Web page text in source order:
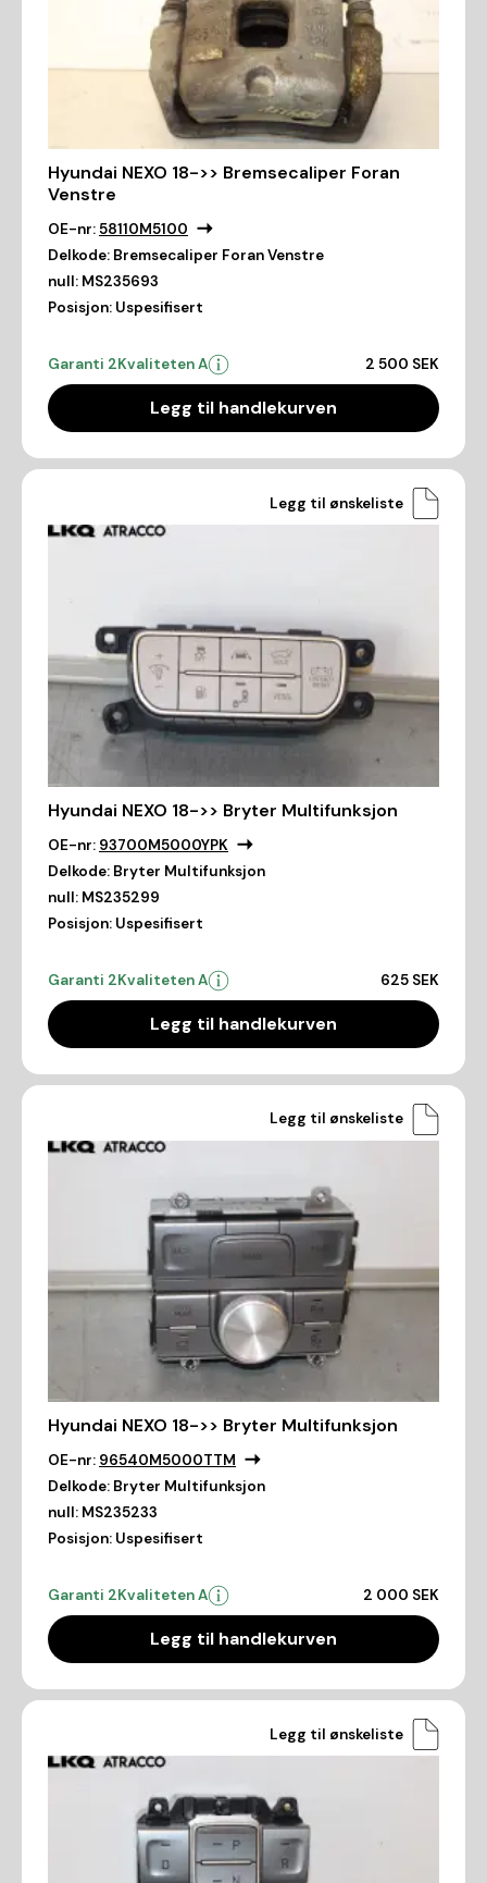
Hyundai NEXO 18->> Bremsecaliper Foran
Venstre
OE-nr:58110M5100
Delkode: Bremsecaliper Foran Venstre
null: MS235693
Posisjon: Uspesifisert
Garanti 2Kvaliteten A 2 500 SEK
Legg til handlekurven
Legg til ønskeliste
Hyundai NEXO 18->> Bryter Multifunksjon
OE-nr: 93700M5000YPK
Delkode: Bryter Multifunksjon
null: MS235299
Posisjon: Uspesifisert
Garanti 2Kvaliteten A 625 SEK
Legg til handlekurven
Legg til ønskeliste
Hyundai NEXO 18->> Bryter Multifunksjon
OE-nr: 96540M5000TTM
Delkode: Bryter Multifunksjon
null: MS235233
Posisjon: Uspesifisert
Garanti 2Kvaliteten A 2 000 SEK
Legg til handlekurven
Legg til ønskeliste